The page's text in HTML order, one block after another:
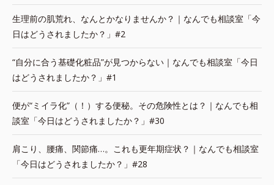
生理前の肌荒れ、なんとかなりませんか？｜なんでも相談室「今
日はどうされましたか？」#2
“自分に合う基礎化粧品”が見つからない｜なんでも相談室「今日
はどうされましたか？」#1
便が“ミイラ化”（！）する便秘。その危険性とは？｜なんでも相
談室「今日はどうされましたか？」#30
肩こり、腰痛、関節痛…。これも更年期症状？｜なんでも相談室
「今日はどうされましたか？」#28